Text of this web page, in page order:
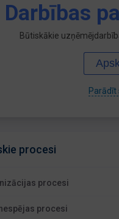
Darbības
Būtiskākie
Parādīt
procesi
procesi
procesi